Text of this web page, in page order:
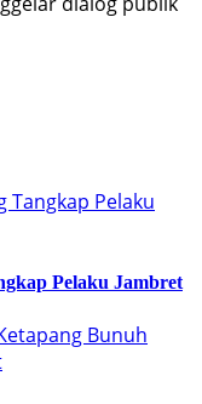
Pelaku Jambret